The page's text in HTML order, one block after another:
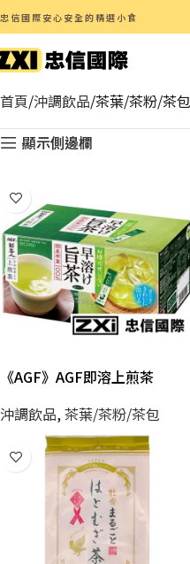
忠信國際安心安全的精選小食
首頁 沖調飲品 茶葉/茶粉/茶包
顯示側邊欄
《AGF》AGF即溶上煎茶
沖調飲品,茶葉/茶粉/茶包